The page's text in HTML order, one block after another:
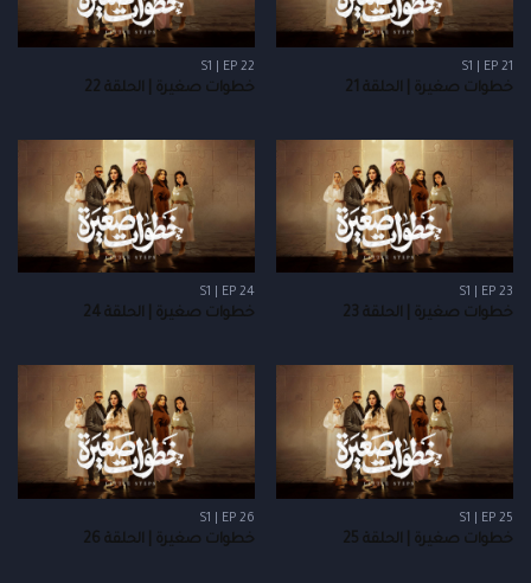
S1 | EP 21
خطوات صغيرة | الحلقة 21
S1 | EP 22
خطوات صغيرة | الحلقة 22
S1 | EP 23
خطوات صغيرة | الحلقة 23
S1 | EP 24
خطوات صغيرة | الحلقة 24
S1 | EP 25
خطوات صغيرة | الحلقة 25
S1 | EP 26
خطوات صغيرة | الحلقة 26